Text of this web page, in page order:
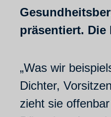
präsentiert.
„Was wir
Dichter,
zieht sie